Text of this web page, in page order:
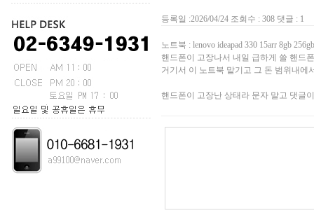
등록일 :2026/04/24 조회수 : 308 댓글 : 1
노트북 : lenovo ideapad 330 15arr 8gb 256gb
핸드폰이 고장나서 내일 급하게 쓸 핸드
거기서 이 노트북 맡기고 그 돈 범위내에
핸드폰이 고장난 상태라 문자 말고 댓글